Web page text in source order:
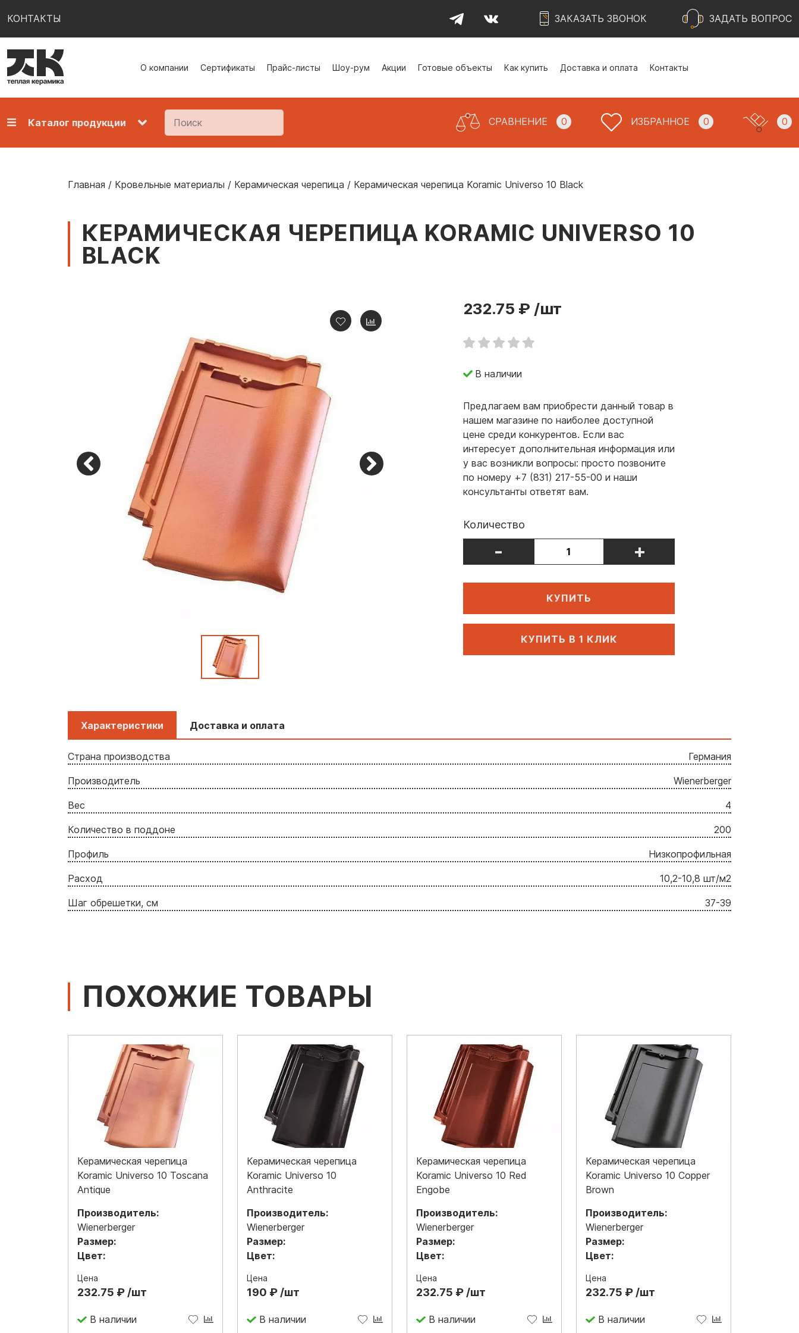
КОНТАКТЫ ЗАКАЗАТЬ ЗВОНОК ЗАДАТЬ ВОПРОС
О компании Сертификаты Прайс-листы Шоу-рум Акции Готовые объекты Как купить Доставка и оплата Контакты
Каталог продукции СРАВНЕНИЕ 0 ИЗБРАННОЕ 0 0
Главная / Кровельные материалы / Керамическая черепица / Керамическая черепица Koramic Universo 10 Black
КЕРАМИЧЕСКАЯ ЧЕРЕПИЦА KORAMIC UNIVERSO 10
BLACK
232.75 ₽ /шт
В наличии
Предлагаем вам приобрести данный товар в
нашем магазине по наиболее доступной
цене среди конкурентов. Если вас
интересует дополнительная информация или
у вас возникли вопросы: просто позвоните
по номеру +7 (831) 217-55-00 и наши
консультанты ответят вам.
Количество
- +
КУПИТЬ
КУПИТЬ В 1 КЛИК
Характеристики Доставка и оплата
Страна производства Германия
Производитель Wienerberger
Вес 4
Количество в поддоне 200
Профиль Низкопрофильная
Расход 10,2-10,8 шт/м2
Шаг обрешетки, см 37-39
ПОХОЖИЕ ТОВАРЫ
Керамическая черепица
Koramic Universo 10 Toscana
Antique
Производитель:
Wienerberger
Размер:
Цвет:
Цена
232.75 ₽ /шт
В наличии
Керамическая черепица
Koramic Universo 10
Anthracite
Производитель:
Wienerberger
Размер:
Цвет:
Цена
190 ₽ /шт
В наличии
Керамическая черепица
Koramic Universo 10 Red
Engobe
Производитель:
Wienerberger
Размер:
Цвет:
Цена
232.75 ₽ /шт
В наличии
Керамическая черепица
Koramic Universo 10 Copper
Brown
Производитель:
Wienerberger
Размер:
Цвет:
Цена
232.75 ₽ /шт
В наличии